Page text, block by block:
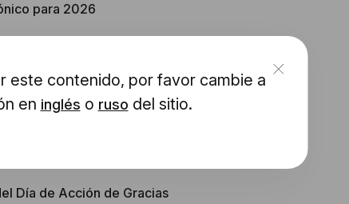
este contenido, por favor cambie a
en inglés o ruso del sitio.
para 2026
Día de Acción de Gracias